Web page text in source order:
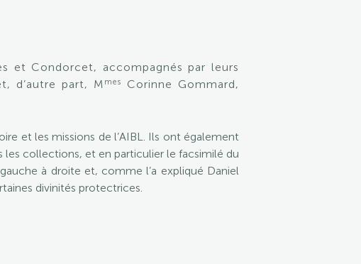
et Condorcet, accompagnés par leurs
d’autre part, M mes
Corinne Gommard,
et les missions de l’AIBL. Ils ont également
les collections, et en particulier le facsimilé du
à droite et, comme l’a expliqué Daniel
divinités protectrices.